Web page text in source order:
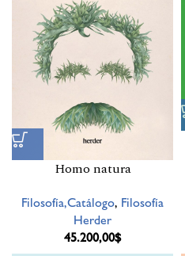
Homo natura
Filosofía,Catálogo, Filosofía
Herder
45.200,00$